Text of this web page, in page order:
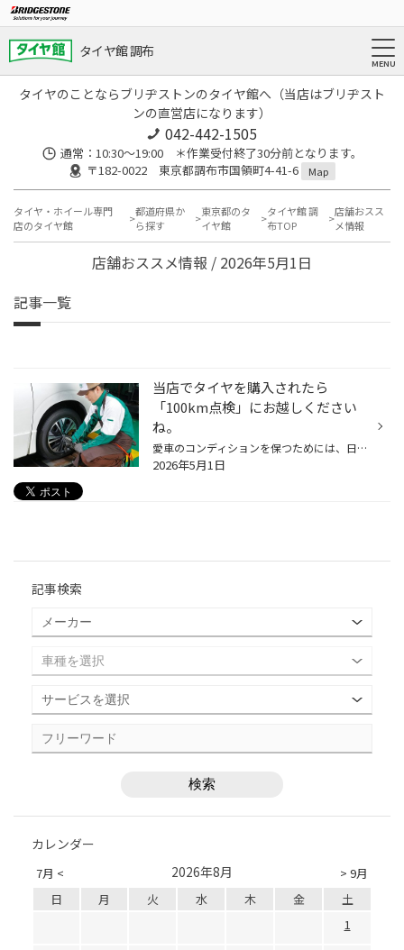
タイヤ館 調布
タイヤのことならブリヂストンのタイヤ館へ（当店はブリヂスト
ンの直営店になります）
042-442-1505
通常：10:30～19:00 ＊作業受付終了30分前となります。
〒182-0022 東京都調布市国領町4-41-6
Map
タイヤ・ホイール専門
店のタイヤ館
都道府県か
ら探す
東京都のタ
イヤ館
タイヤ館 調
布TOP
店舗おスス
メ情報
店舗おススメ情報 / 2026年5月1日
記事一覧
当店でタイヤを購入されたら
「100km点検」にお越しください
ね。
愛車のコンディションを保つためには、日々のメンテナンスが欠かせません。エンジンオイル交換やエアコンフィルター交換、車内消臭･除菌、防錆コーティングなどなど、当店では愛車の健康維持に効くさまざまなメニューを用意しています。そんな面からもお客さまの快適なドライビングをサポートしてい...
2026年5月1日
記事検索
カレンダー
7月 < > 9月
2026年8月
日 月 火 水 木 金
土
1